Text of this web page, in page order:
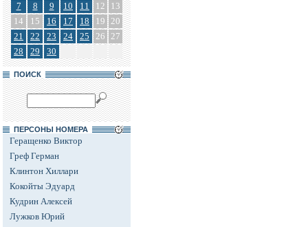
7
8 9 10 11 12
13
14
15 16 17 18 19 20
21
22 23 24 25 26 27
28
29 30
ПОИСК
ПЕРСОНЫ НОМЕРА
Геращенко Виктор
Греф Герман
Клинтон Хиллари
Кокойты Эдуард
Кудрин Алексей
Лужков Юрий